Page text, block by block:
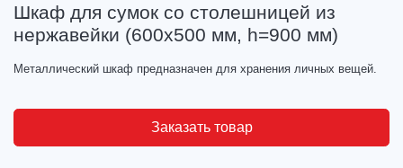
Шкаф для сумок со столешницей из
нержавейки (600х500 мм, h=900 мм)
Металлический шкаф предназначен для хранения личных вещей.
Заказать товар